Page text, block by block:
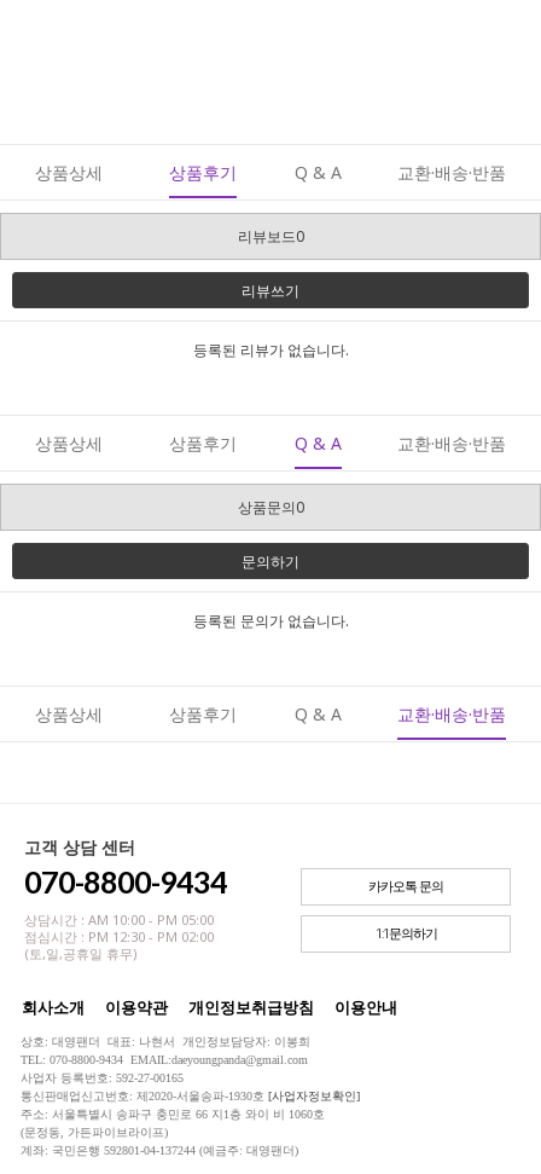
상품상세 상품후기 Q & A 교환·배송·반품
리뷰보드0
리뷰쓰기
등록된 리뷰가 없습니다.
상품상세 상품후기 Q & A 교환·배송·반품
상품문의0
문의하기
등록된 문의가 없습니다.
상품상세 상품후기 Q & A 교환·배송·반품
고객 상담 센터
070-8800-9434
상담시간 : AM 10:00 - PM 05:00
점심시간 : PM 12:30 - PM 02:00
(토,일,공휴일 휴무)
카카오톡 문의
1:1문의하기
회사소개 이용약관 개인정보취급방침 이용안내
상호: 대영팬더 대표: 나현서 개인정보담당자: 이봉희
TEL: 070-8800-9434 EMAIL:daeyoungpanda@gmail.com
사업자 등록번호: 592-27-00165
통신판매업신고번호: 제2020-서울송파-1930호 [사업자정보확인]
주소: 서울특별시 송파구 충민로 66 지1층 와이 비 1060호
(문정동, 가든파이브라이프)
계좌: 국민은행 592801-04-137244 (예금주: 대영팬더)